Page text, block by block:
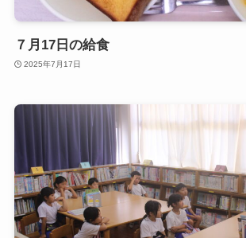
７月17日の給食
2025年7月17日